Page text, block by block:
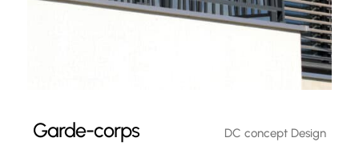
Garde-corps DC concept Design